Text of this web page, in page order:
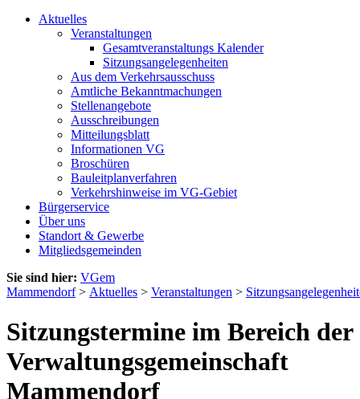
Aktuelles
Veranstaltungen
Gesamtveranstaltungs Kalender
Sitzungsangelegenheiten
Aus dem Verkehrsausschuss
Amtliche Bekanntmachungen
Stellenangebote
Ausschreibungen
Mitteilungsblatt
Informationen VG
Broschüren
Bauleitplanverfahren
Verkehrshinweise im VG-Gebiet
Bürgerservice
Über uns
Standort & Gewerbe
Mitgliedsgemeinden
Sie sind hier: VGem
Mammendorf> Aktuelles > Veranstaltungen >
Sitzungstermine im Bereich der
Verwaltungsgemeinschaft
Mammendorf